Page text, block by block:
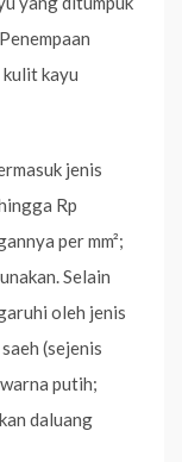
kulit kayu
jenis
Rp
per mm²;
Selain
oleh jenis
(sejenis
putih;
daluang